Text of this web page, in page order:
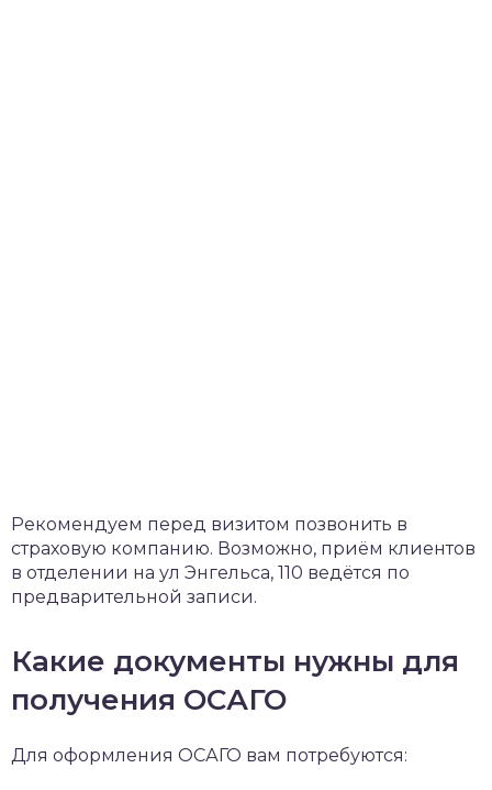
Рекомендуем перед визитом позвонить в
страховую компанию. Возможно, приём клиентов
в отделении на ул Энгельса, 110 ведётся по
предварительной записи.
Какие документы нужны для
получения ОСАГО
Для оформления ОСАГО вам потребуются: